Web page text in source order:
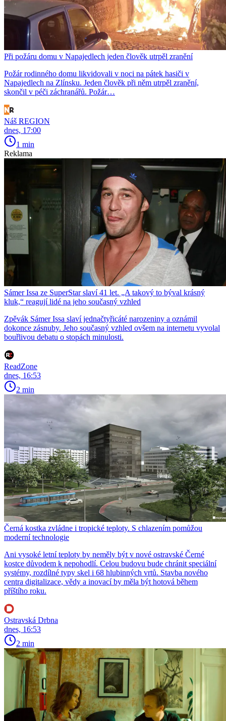
Při požáru domu v Napajedlech jeden člověk utrpěl zranění
Požár rodinného domu likvidovali v noci na pátek hasiči v
Napajedlech na Zlínsku. Jeden člověk při něm utrpěl zranění,
skončil v péči záchranářů. Požár…
Náš REGION
dnes, 17:00
1 min
Reklama
Sámer Issa ze SuperStar slaví 41 let. „A takový to býval krásný
kluk,“ reagují lidé na jeho současný vzhled
Zpěvák Sámer Issa slaví jednačtyřicáté narozeniny a oznámil
dokonce zásnuby. Jeho současný vzhled ovšem na internetu vyvolal
bouřlivou debatu o stopách minulosti.
ReadZone
dnes, 16:53
2 min
Černá kostka zvládne i tropické teploty. S chlazením pomůžou
moderní technologie
Ani vysoké letní teploty by neměly být v nové ostravské Černé
kostce důvodem k nepohodlí. Celou budovu bude chránit speciální
systémy, rozdílné typy skel i 68 hlubinných vrtů. Stavba nového
centra digitalizace, vědy a inovací by měla být hotová během
příštího roku.
Ostravská Drbna
dnes, 16:53
2 min